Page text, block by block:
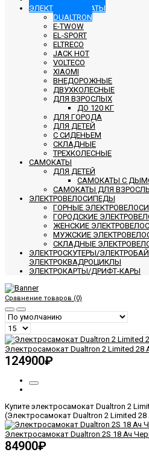
ЭЛЕКТРОСАМОКАТЫ
DUALTRON
E-TWOW
EL-SPORT
ELTRECO
JACK HOT
VOLTECO
XIAOMI
ВНЕДОРОЖНЫЕ
ДВУХКОЛЕСНЫЕ
ДЛЯ ВЗРОСЛЫХ
ДО 120 КГ
ДЛЯ ГОРОДА
ДЛЯ ДЕТЕЙ
С СИДЕНЬЕМ
СКЛАДНЫЕ
ТРЕХКОЛЕСНЫЕ
САМОКАТЫ
ДЛЯ ДЕТЕЙ
САМОКАТЫ С
САМОКАТЫ ДЛЯ
ЭЛЕКТРОВЕЛОСИПЕДЫ
ГОРНЫЕ
ГОРОДСКИЕ
ЖЕНСКИЕ
МУЖСКИЕ
СКЛАДНЫЕ
ЭЛЕКТРОСКУТЕРЫ/
ЭЛЕКТРОКВАДРОЦИКЛЫ
ЭЛЕКТРОКАРТЫ/ДРИФТ-КАРЫ
Сравнение товаров (0)
Электросамокат Dualtron 2 Limited 28
124900₽
Купите электросамокат Dualtron 2
(Электросамокат Dualtron 2 Limited
Электросамокат Dualtron 2S 18 Ач
84900₽